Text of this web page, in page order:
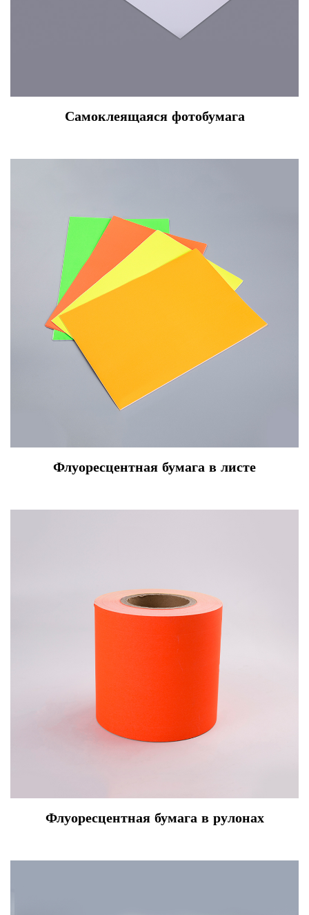
Самоклеящаяся фотобумага
Флуоресцентная бумага в листе
Флуоресцентная бумага в рулонах